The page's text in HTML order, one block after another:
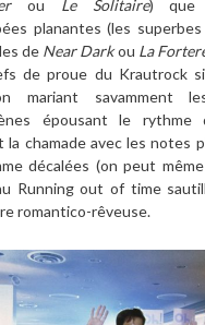
ou Le Solitaire) que
planantes (les
de Near Darkou La
de proue du Krautrock
mariant savamment
épousant le rythme
la chamade avec les notes
décalées (on peut
Running out of time
romantico-rêveuse.